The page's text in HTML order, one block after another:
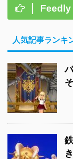
Feedly
人気記事ランキ